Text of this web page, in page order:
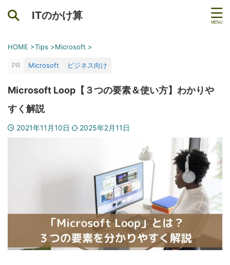
ITのかけ算
HOME >Tips >Microsoft >
PR Microsoft ビジネス向け
Microsoft Loop【３つの要素＆使い方】わかりや
すく解説
2021年11月10日 2025年2月11日